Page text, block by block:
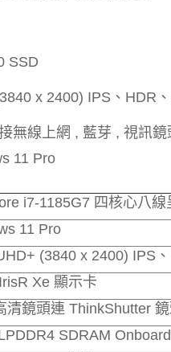
SSD
x 2400) IPS、HDR
無線上網 , 藍芽 , 視訊鏡
11 Pro
i7-1185G7 四核心八線
11 Pro
(3840 x 2400) IPS
Xe 顯示卡
清鏡頭連 ThinkShutter
SDRAM Onboard